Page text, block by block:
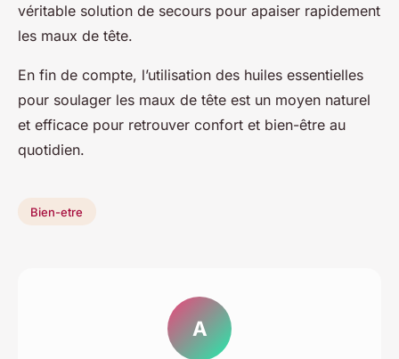
véritable solution de secours pour apaiser rapidement
les maux de tête.
En fin de compte, l’utilisation des huiles essentielles
pour soulager les maux de tête est un moyen naturel
et efficace pour retrouver confort et bien-être au
quotidien.
Bien-etre
A